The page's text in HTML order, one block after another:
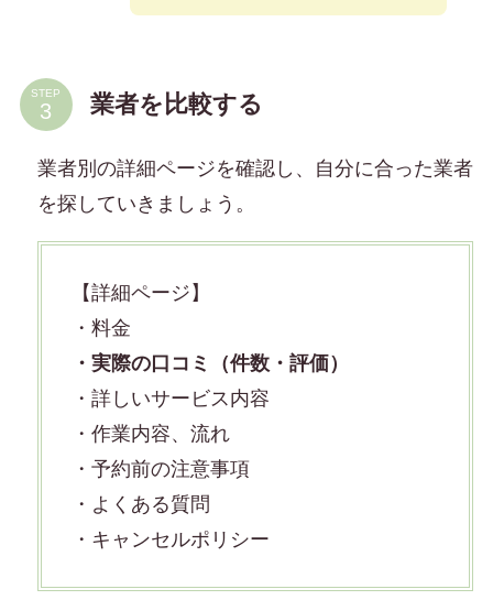
STEP 業者を比較する
業者別の詳細ページを確認し、自分に合った業者
を探していきましょう。
【詳細ページ】
・料金
・実際の口コミ（件数・評価）
・詳しいサービス内容
・作業内容、流れ
・予約前の注意事項
・よくある質問
・キャンセルポリシー